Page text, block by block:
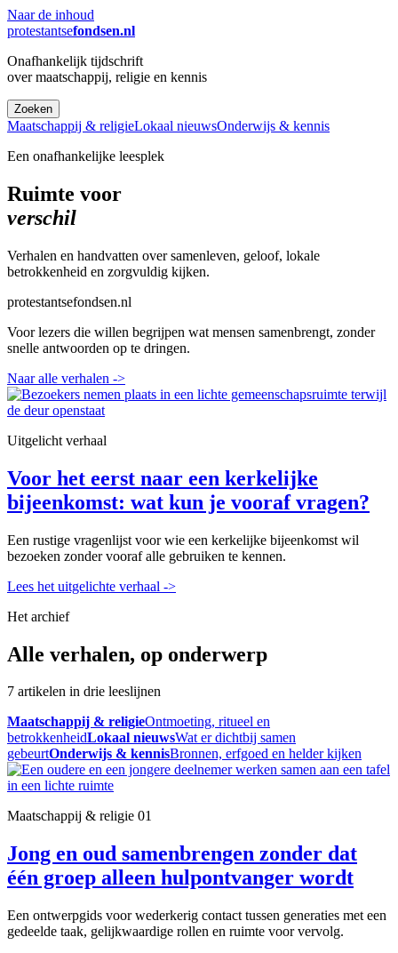
Naar de inhoud
protestantsefondsen.nl
Onafhankelijk tijdschrift
over maatschappij, religie en kennis
Zoeken
Maatschappij & religieLokaal nieuwsOnderwijs & kennis
Een onafhankelijke leesplek
Ruimte voor
verschil
Verhalen en handvatten over samenleven, geloof, lokale
betrokkenheid en zorgvuldig kijken.
protestantsefondsen.nl
Voor lezers die willen begrijpen wat mensen samenbrengt, zonder
snelle antwoorden op te dringen.
Naar alle verhalen ->
Uitgelicht verhaal
Voor het eerst naar een kerkelijke
bijeenkomst: wat kun je vooraf vragen?
Een rustige vragenlijst voor wie een kerkelijke bijeenkomst wil
bezoeken zonder vooraf alle gebruiken te kennen.
Lees het uitgelichte verhaal ->
Het archief
Alle verhalen, op onderwerp
7 artikelen in drie leeslijnen
Maatschappij & religieOntmoeting, ritueel en
betrokkenheidLokaal nieuwsWat er dichtbij samen
gebeurtOnderwijs & kennisBronnen, erfgoed en helder kijken
Maatschappij & religie 01
Jong en oud samenbrengen zonder dat
één groep alleen hulpontvanger wordt
Een ontwerpgids voor wederkerig contact tussen generaties met een
gedeelde taak, gelijkwaardige rollen en ruimte voor vervolg.